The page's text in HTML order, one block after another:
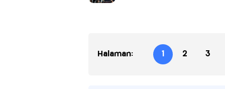
Halaman: 1 2 3